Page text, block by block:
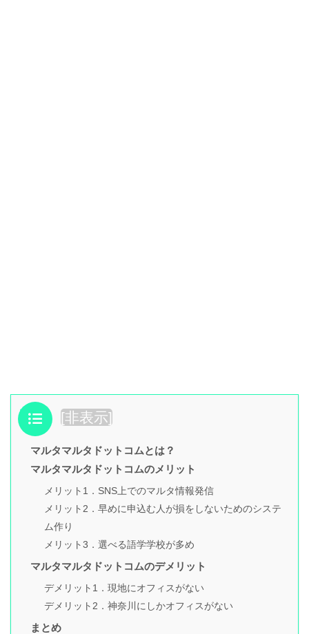
目次 [非表示]
マルタマルタドットコムとは？
マルタマルタドットコムのメリット
メリット1．SNS上でのマルタ情報発信
メリット2．早めに申込む人が損をしないためのシステ
ム作り
メリット3．選べる語学学校が多め
マルタマルタドットコムのデメリット
デメリット1．現地にオフィスがない
デメリット2．神奈川にしかオフィスがない
まとめ